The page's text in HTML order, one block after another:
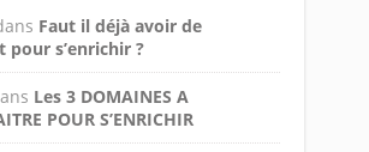
Faut il déjà avoir de
pour s’enrichir ?
Les 3 DOMAINES A
POUR S’ENRICHIR